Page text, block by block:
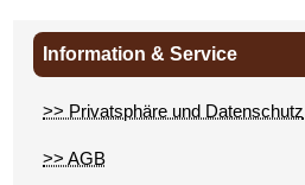
Information & Service
>> Privatsphäre und Datenschutz
>> AGB